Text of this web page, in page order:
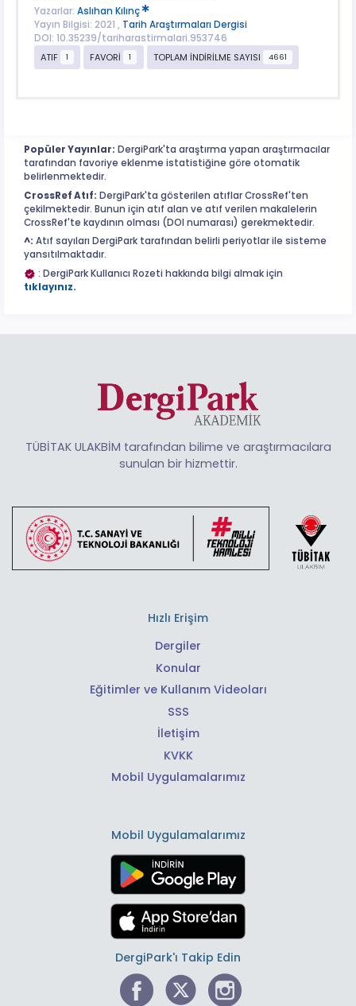
Yazarlar: Aslıhan Kılınç
Yayın Bilgisi: 2021 , Tarih Araştırmaları Dergisi
DOI: 10.35239/tariharastirmalari.953746
ATIF
1 FAVORİ 1 TOPLAM İNDİRİLME SAYISI 4661
Popüler Yayınlar: DergiPark'ta araştırma yapan araştırmacılar
tarafından favoriye eklenme istatistiğine göre otomatik
belirlenmektedir.
CrossRef Atıf: DergiPark'ta gösterilen atıflar CrossRef'ten
çekilmektedir. Bunun için atıf alan ve atıf verilen makalelerin
CrossRef'te kaydının olması (DOI numarası) gerekmektedir.
^: Atıf sayıları DergiPark tarafından belirli periyotlar ile sisteme
yansıtılmaktadır.
: DergiPark Kullanıcı Rozeti hakkında bilgi almak için
tıklayınız.
TÜBİTAK ULAKBİM tarafından bilime ve araştırmacılara
sunulan bir hizmettir.
Hızlı Erişim
Dergiler
Konular
Eğitimler ve Kullanım Videoları
SSS
İletişim
KVKK
Mobil Uygulamalarımız
Mobil Uygulamalarımız
DergiPark'ı Takip Edin